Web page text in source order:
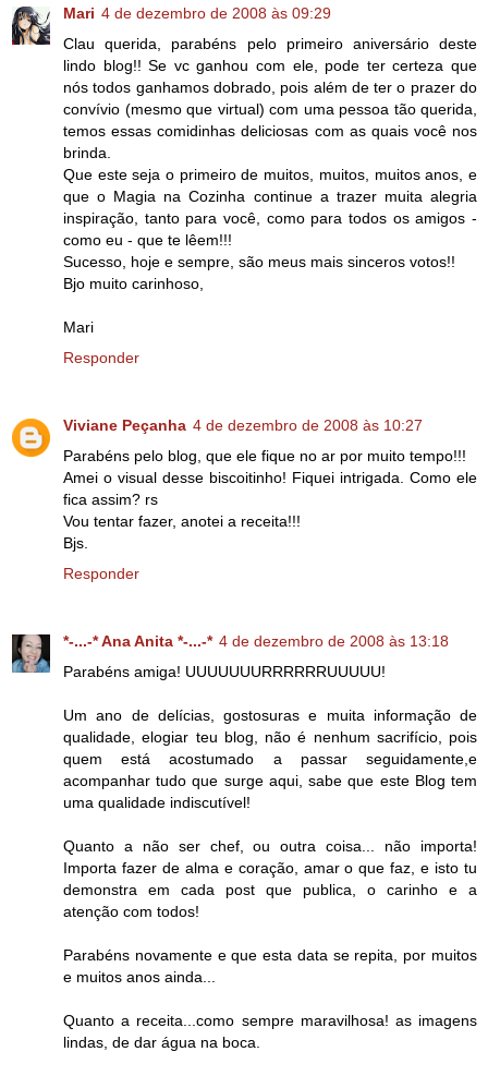
Mari 4 de dezembro de 2008 às 09:29
Clau querida, parabéns pelo primeiro aniversário deste
lindo blog!! Se vc ganhou com ele, pode ter certeza que
nós todos ganhamos dobrado, pois além de ter o prazer do
convívio (mesmo que virtual) com uma pessoa tão querida,
temos essas comidinhas deliciosas com as quais você nos
brinda.
Que este seja o primeiro de muitos, muitos, muitos anos, e
que o Magia na Cozinha continue a trazer muita alegria
inspiração, tanto para você, como para todos os amigos -
como eu - que te lêem!!!
Sucesso, hoje e sempre, são meus mais sinceros votos!!
Bjo muito carinhoso,
Mari
Responder
Viviane Peçanha 4 de dezembro de 2008 às 10:27
Parabéns pelo blog, que ele fique no ar por muito tempo!!!
Amei o visual desse biscoitinho! Fiquei intrigada. Como ele
fica assim? rs
Vou tentar fazer, anotei a receita!!!
Bjs.
Responder
*-...-* Ana Anita *-...-* 4 de dezembro de 2008 às 13:18
Parabéns amiga! UUUUUUURRRRRRUUUUU!
Um ano de delícias, gostosuras e muita informação de
qualidade, elogiar teu blog, não é nenhum sacrifício, pois
quem está acostumado a passar seguidamente,e
acompanhar tudo que surge aqui, sabe que este Blog tem
uma qualidade indiscutível!
Quanto a não ser chef, ou outra coisa... não importa!
Importa fazer de alma e coração, amar o que faz, e isto tu
demonstra em cada post que publica, o carinho e a
atenção com todos!
Parabéns novamente e que esta data se repita, por muitos
e muitos anos ainda...
Quanto a receita...como sempre maravilhosa! as imagens
lindas, de dar água na boca.